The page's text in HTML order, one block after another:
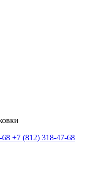
68 +7 (812) 318-47-68